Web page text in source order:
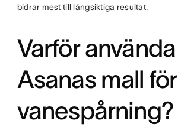
bidrar mest till långsiktiga resultat.
Varför använda
Asanas mall för
vanespårning?